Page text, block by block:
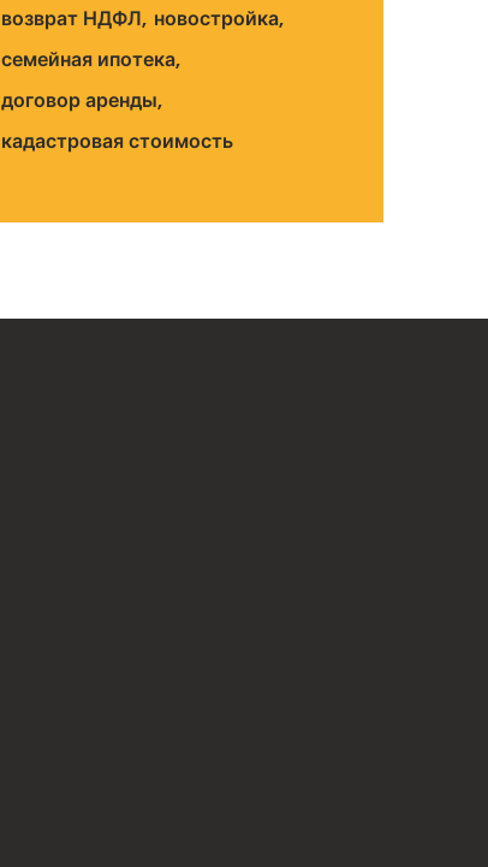
возврат НДФЛ новостройка
семейная ипотека
договор аренды
кадастровая стоимость